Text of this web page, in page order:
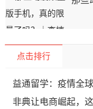
点击排行
益通留学：疫情全
非典让电商崛起，